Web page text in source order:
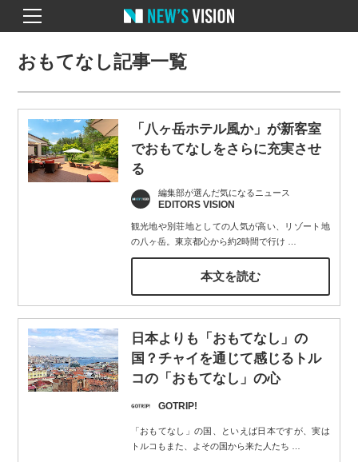
おもてなし記事一覧
「八ヶ岳ホテル風か」が新客室
でおもてなしをさらに充実させ
る
編集部が選んだ気になるニュース
EDITORS VISION
観光地や別荘地としての人気が高い、リゾート地
の八ヶ岳。東京都心から約2時間で行け
本文を読む
日本よりも「おもてなし」の
国？チャイを通じて感じるトル
コの「おもてなし」の心
GOTRIP!
「おもてなし」の国、といえば日本ですが、実は
トルコもまた、よその国から来た人たち